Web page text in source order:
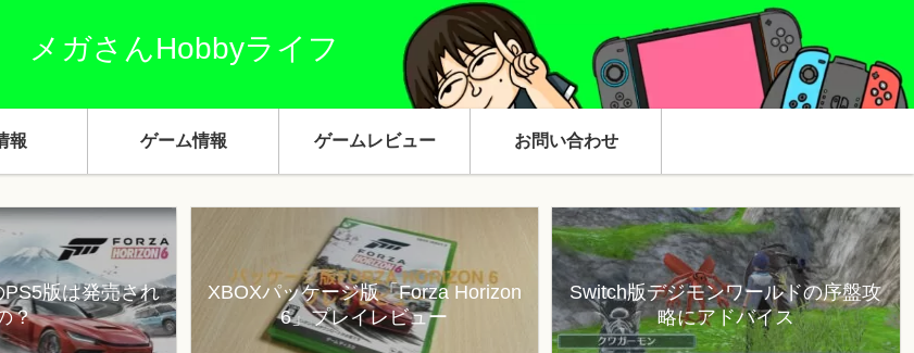
メガさんHobbyライフ
報 ゲーム情報 ゲームレビュー お問い合わせ
版は発売され
？
XBOXパッケージ版「Forza Horizon
6」プレイレビュー
Switch版デジモンワールドの序盤攻
略にアドバイス